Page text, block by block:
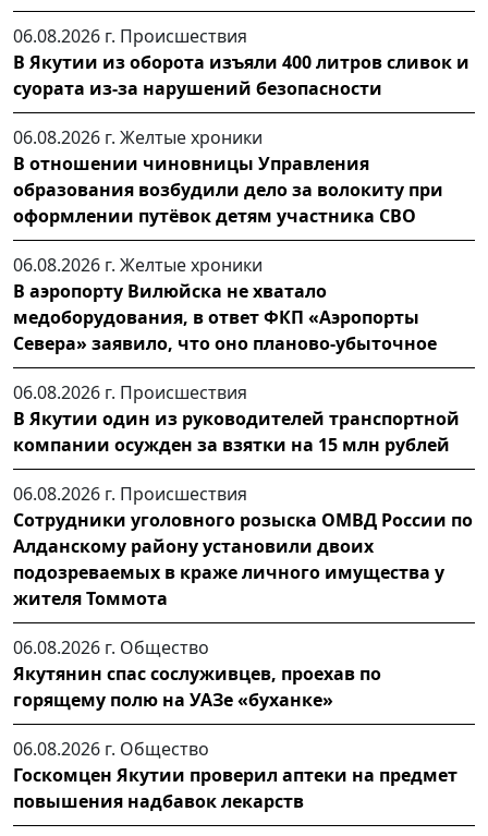
06.08.2026 г. Происшествия
В Якутии из оборота изъяли 400 литров сливок и
суората из-за нарушений безопасности
06.08.2026 г. Желтые хроники
В отношении чиновницы Управления
образования возбудили дело за волокиту при
оформлении путёвок детям участника СВО
06.08.2026 г. Желтые хроники
В аэропорту Вилюйска не хватало
медоборудования, в ответ ФКП «Аэропорты
Севера» заявило, что оно планово-убыточное
06.08.2026 г. Происшествия
В Якутии один из руководителей транспортной
компании осужден за взятки на 15 млн рублей
06.08.2026 г. Происшествия
Сотрудники уголовного розыска ОМВД России по
Алданскому району установили двоих
подозреваемых в краже личного имущества у
жителя Томмота
06.08.2026 г. Общество
Якутянин спас сослуживцев, проехав по
горящему полю на УАЗе «буханке»
06.08.2026 г. Общество
Госкомцен Якутии проверил аптеки на предмет
повышения надбавок лекарств